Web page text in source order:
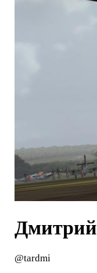
Дмитрий
@tardmi